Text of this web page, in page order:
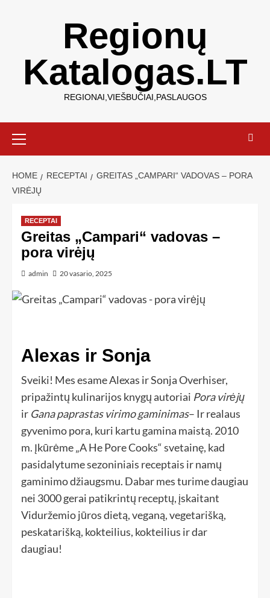
Regionų
Katalogas.LT
REGIONAI,VIEŠBUČIAI,PASLAUGOS
HOME RECEPTAI
GREITAS „CAMPARI“ VADOVAS – PORA
VIRĖJŲ
RECEPTAI
Greitas „Campari“ vadovas –
pora virėjų
admin 20 vasario, 2025
Alexas ir Sonja
Sveiki! Mes esame Alexas ir Sonja Overhiser,
pripažintų kulinarijos knygų autoriai Pora virėjų
ir Gana paprastas virimo gaminimas– Ir realaus
gyvenimo pora, kuri kartu gamina maistą. 2010
m. Įkūrėme „A He Pore Cooks“ svetainę, kad
pasidalytume sezoniniais receptais ir namų
gaminimo džiaugsmu. Dabar mes turime daugiau
nei 3000 gerai patikrintų receptų, įskaitant
Viduržemio jūros dietą, veganą, vegetarišką,
peskatarišką, kokteilius, kokteilius ir dar
daugiau!